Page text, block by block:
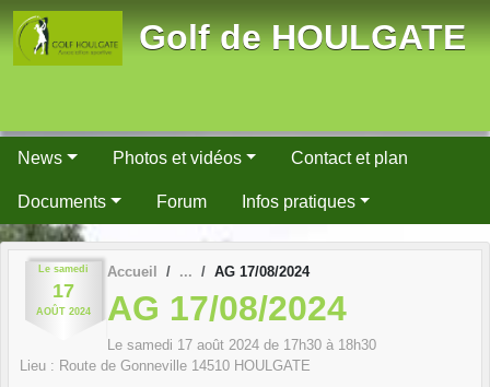
Golf de HOULGATE
News Photos et vidéos Contact et plan
Documents Forum Infos pratiques
Le samedi
17
AOÛT 2024
Accueil AG 17/08/2024
AG 17/08/2024
Le samedi 17 août 2024 de 17h30 à 18h30
Lieu : Route de Gonneville 14510 HOULGATE
Panneau de gestion des cookies